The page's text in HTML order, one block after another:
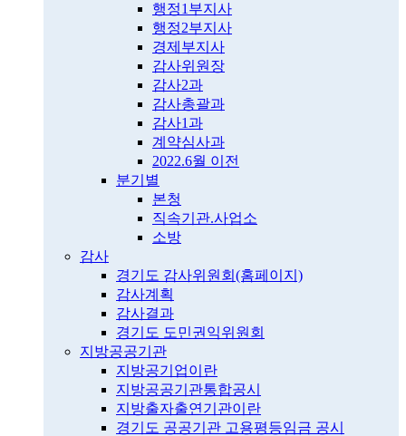
행정1부지사
행정2부지사
경제부지사
감사위원장
감사2과
감사총괄과
감사1과
계약심사과
2022.6월 이전
분기별
본청
직속기관.사업소
소방
감사
경기도 감사위원회(홈페이지)
감사계획
감사결과
경기도 도민권익위원회
지방공공기관
지방공기업이란
지방공공기관통합공시
지방출자출연기관이란
경기도 공공기관 고용평등임금 공시